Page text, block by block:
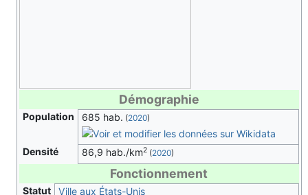
Démographie
Population 685 hab. (2020)
Densité 86,9 hab./km2(2020)
Fonctionnement
Statut Ville aux États-Unis